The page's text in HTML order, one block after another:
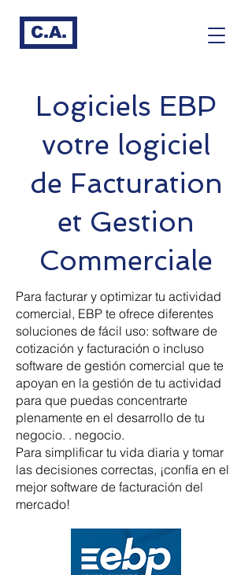
C.A.
Logiciels EBP
votre logiciel
de Facturation
et Gestion
Commerciale
Para facturar y optimizar tu actividad
comercial, EBP te ofrece diferentes
soluciones de fácil uso: software de
cotización y facturación o incluso
software de gestión comercial que te
apoyan en la gestión de tu actividad
para que puedas concentrarte
plenamente en el desarrollo de tu
negocio. . negocio.
Para simplificar tu vida diaria y tomar
las decisiones correctas, ¡confía en el
mejor software de facturación del
mercado!